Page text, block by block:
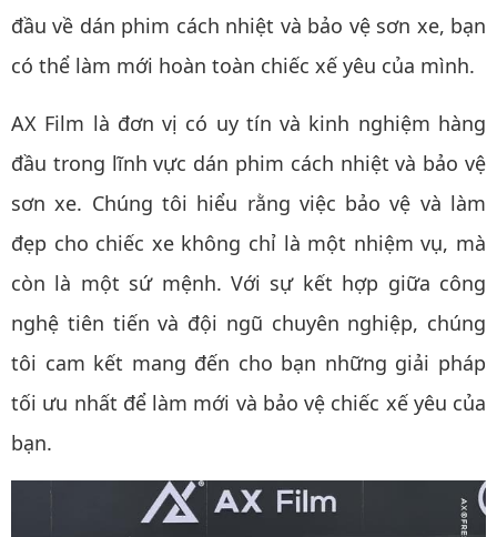
đầu về dán phim cách nhiệt và bảo vệ sơn xe, bạn
có thể làm mới hoàn toàn chiếc xế yêu của mình.
AX Film là đơn vị có uy tín và kinh nghiệm hàng
đầu trong lĩnh vực dán phim cách nhiệt và bảo vệ
sơn xe. Chúng tôi hiểu rằng việc bảo vệ và làm
đẹp cho chiếc xe không chỉ là một nhiệm vụ, mà
còn là một sứ mệnh. Với sự kết hợp giữa công
nghệ tiên tiến và đội ngũ chuyên nghiệp, chúng
tôi cam kết mang đến cho bạn những giải pháp
tối ưu nhất để làm mới và bảo vệ chiếc xế yêu của
bạn.